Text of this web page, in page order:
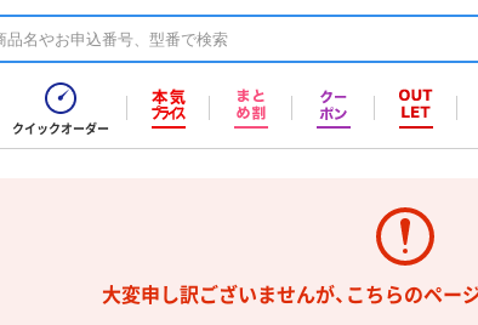
クイックオーダー
大変申し訳ございませんが、こちらのペー